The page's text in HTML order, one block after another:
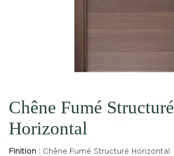
Chêne Fumé Structuré
Horizontal
Finition : Chêne Fumé Structuré Horizontal